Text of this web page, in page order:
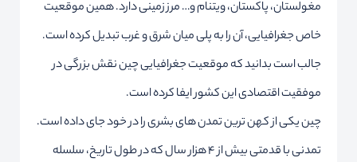
مغولستان، پاکستان، ویتنام و… مرز زمینی دارد. همین موقعیت
خاص جغرافیایی، آن را به پلی میان شرق و غرب تبدیل کرده است.
جالب است بدانید که موقعیت جغرافیایی چین نقش بزرگی در
موفقیت اقتصادی این کشور ایفا کرده است.
چین یکی از کهن ترین تمدن های بشری را در خود جای داده است.
تمدنی با قدمتی بیش از ۴ هزار سال که در طول تاریخ، سلسله